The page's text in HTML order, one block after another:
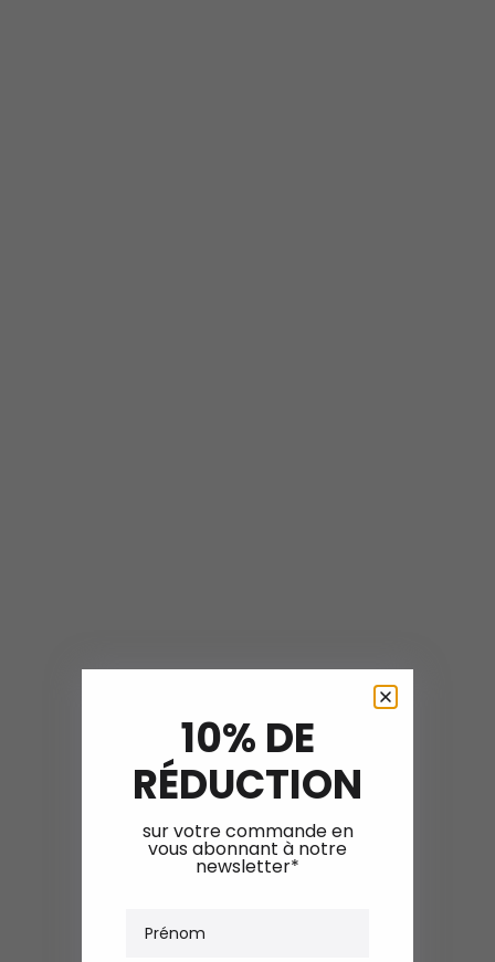
10% DE
RÉDUCTION
sur votre commande en
vous abonnant à notre
newsletter*